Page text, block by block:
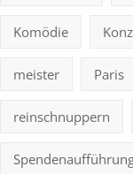
Komödie
meister Paris
reinschnuppern